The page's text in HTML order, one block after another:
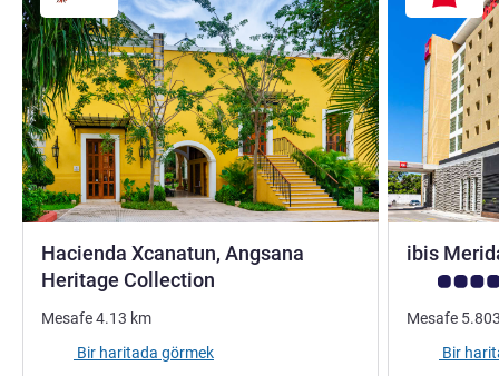
Hacienda Xcanatun, Angsana
Heritage Collection
Mesafe4.13 km
Bir haritada görmek
ibis
Avis
Mesafe
Bir